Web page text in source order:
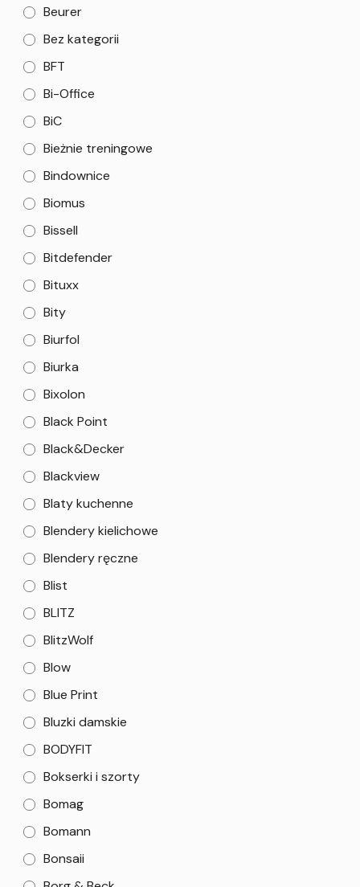
Beurer
Bez kategorii
BFT
Bi-Office
BiC
Bieżnie treningowe
Bindownice
Biomus
Bissell
Bitdefender
Bituxx
Bity
Biurfol
Biurka
Bixolon
Black Point
Black&Decker
Blackview
Blaty kuchenne
Blendery kielichowe
Blendery ręczne
Blist
BLITZ
BlitzWolf
Blow
Blue Print
Bluzki damskie
BODYFIT
Bokserki i szorty
Bomag
Bomann
Bonsaii